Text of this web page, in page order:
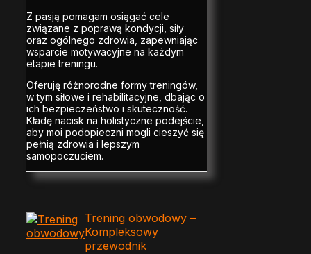
Z pasją pomagam osiągać cele
związane z poprawą kondycji, siły
oraz ogólnego zdrowia, zapewniając
wsparcie motywacyjne na każdym
etapie treningu.
Oferuję różnorodne formy treningów,
w tym siłowe i rehabilitacyjne, dbając o
ich bezpieczeństwo i skuteczność.
Kładę nacisk na holistyczne podejście,
aby moi podopieczni mogli cieszyć się
pełnią zdrowia i lepszym
samopoczuciem.
Trening obwodowy –
Kompleksowy
przewodnik